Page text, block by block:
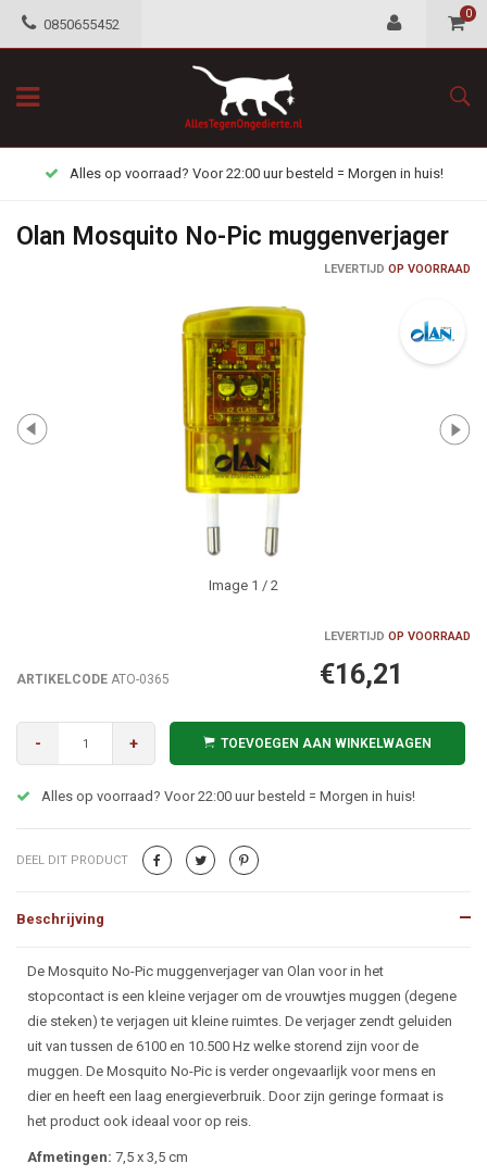
0850655452
0
Alles op voorraad? Voor 22:00 uur besteld = Morgen in huis!
Olan Mosquito No-Pic muggenverjager
LEVERTIJD OP VOORRAAD
Image 1 / 2
LEVERTIJD OP VOORRAAD
ARTIKELCODE ATO-0365 €16,21
- + TOEVOEGEN AAN WINKELWAGEN
Alles op voorraad? Voor 22:00 uur besteld = Morgen in huis!
DEEL DIT PRODUCT
Beschrijving
Beschrijving
De Mosquito No-Pic muggenverjager van Olan voor in het
stopcontact is een kleine verjager om de vrouwtjes muggen (degene
die steken) te verjagen uit kleine ruimtes. De verjager zendt geluiden
uit van tussen de 6100 en 10.500 Hz welke storend zijn voor de
muggen. De Mosquito No-Pic is verder ongevaarlijk voor mens en
dier en heeft een laag energieverbruik. Door zijn geringe formaat is
het product ook ideaal voor op reis.
Afmetingen: 7,5 x 3,5 cm